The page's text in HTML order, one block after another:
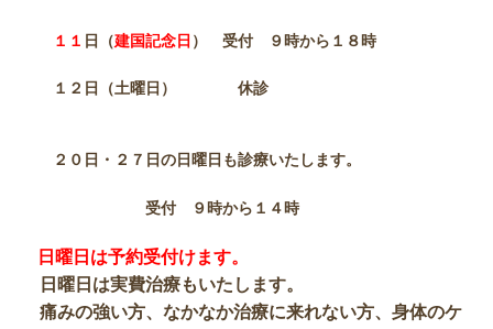
１１ 日（建国記念日 ） 受付 ９時から１８時
１２日（土曜日） 休診
２０日・２７日の日曜日も診療いたします。
受付 ９時から１４時
日曜日は予約受付けます。
日曜日は実費治療もいたします。
痛みの強い方、なかなか治療に来れない方、身体のケ